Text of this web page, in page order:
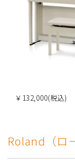
￥132,000(税込)
Roland（ロ